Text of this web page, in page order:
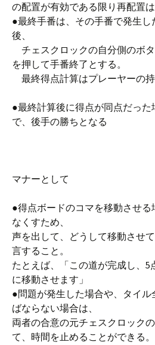
の配置が有効である限り再
●最終手番は、その手番で発生し
後、
チェスクロックの自分側のボ
を押して手番終了とする
最終得点計算はプレーヤー
●最終計算後に得点が同点だった
で、後手の勝ちとなる
マナーとして
●得点ボードのコマを移動させ
なくすため、
声を出して、どうして移動させ
言すること。
たとえば、「この道が完成し、5
に移動させます」
●問題が発生した場合や、タイ
ばならない場合は、
両者の合意の元チェスクロック
て、時間を止めることが